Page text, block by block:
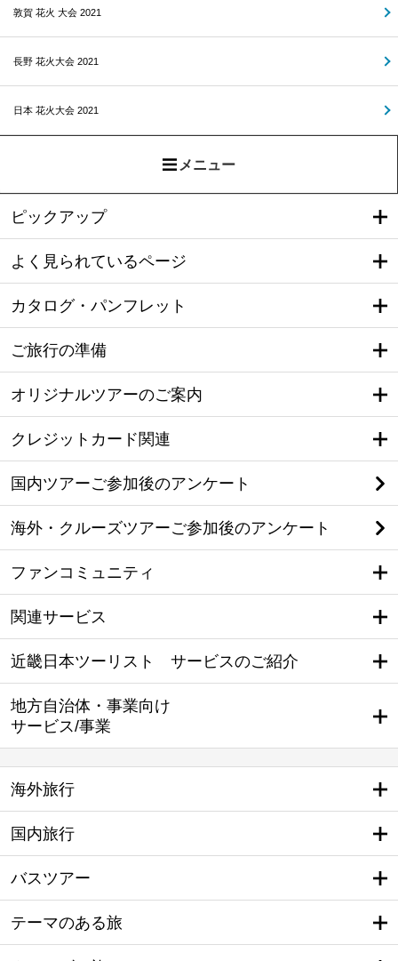
敦賀 花火 大会 2021
長野 花火大会 2021
日本 花火大会 2021
メニュー
ピックアップ
よく見られているページ
カタログ・パンフレット
ご旅行の準備
オリジナルツアーのご案内
クレジットカード関連
国内ツアーご参加後のアンケート
海外・クルーズツアーご参加後のアンケート
ファンコミュニティ
関連サービス
近畿日本ツーリスト サービスのご紹介
地方自治体・事業向け
サービス/事業
海外旅行
国内旅行
バスツアー
テーマのある旅